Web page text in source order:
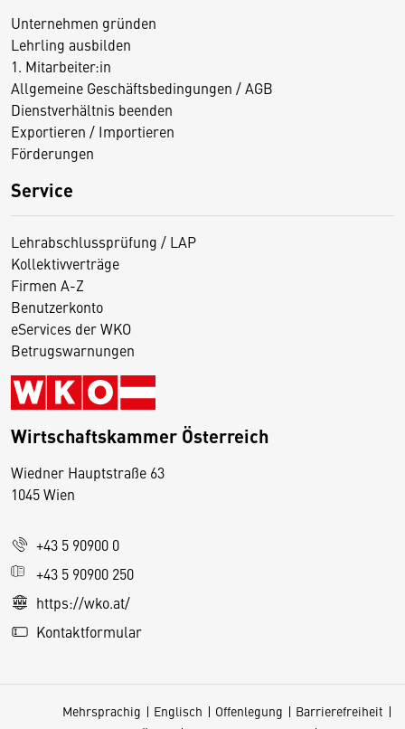
Unternehmen gründen
Lehrling ausbilden
1. Mitarbeiter:in
Allgemeine Geschäftsbedingungen / AGB
Dienstverhältnis beenden
Exportieren / Importieren
Förderungen
Service
Lehrabschlussprüfung / LAP
Kollektivverträge
Firmen A-Z
Benutzerkonto
eServices der WKO
Betrugswarnungen
Wirtschaftskammer Österreich
Wiedner Hauptstraße 63
1045 Wien
+43 5 90900 0
+43 5 90900 250
https://wko.at/
Kontaktformular
Mehrsprachig Englisch Offenlegung
Barrierefreiheit
D
s
e
S
e